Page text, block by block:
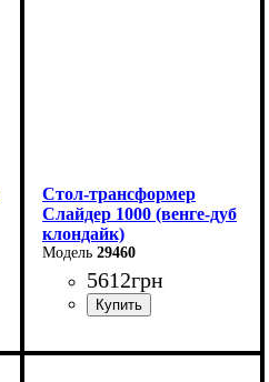
Стол-трансформер
Слайдер 1000 (венге-дуб
клондайк)
29460
5612грн
Длина: 100 (+100) см